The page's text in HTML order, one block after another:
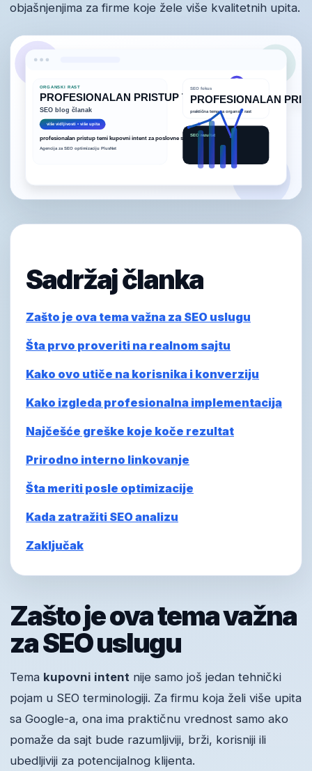
objašnjenjima za firme koje žele više kvalitetnih upita.
Sadržaj članka
Zašto je ova tema važna za SEO uslugu
Šta prvo proveriti na realnom sajtu
Kako ovo utiče na korisnika i konverziju
Kako izgleda profesionalna implementacija
Najčešće greške koje koče rezultat
Prirodno interno linkovanje
Šta meriti posle optimizacije
Kada zatražiti SEO analizu
Zaključak
Zašto je ova tema važna
za SEO uslugu
Tema kupovni intent nije samo još jedan tehnički
pojam u SEO terminologiji. Za firmu koja želi više upita
sa Google-a, ona ima praktičnu vrednost samo ako
pomaže da sajt bude razumljiviji, brži, korisniji ili
ubedljiviji za potencijalnog klijenta.